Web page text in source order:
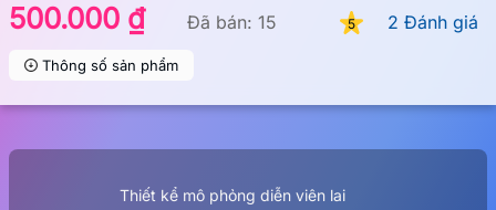
500.000 ₫ Đã bán: 15 5 2 Đánh giá
Thông số sản phẩm
Thiết kể mô phỏng diễn viên lai